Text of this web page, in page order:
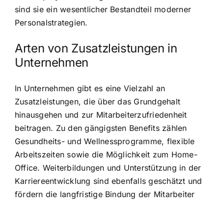
sind sie ein wesentlicher Bestandteil moderner
Personalstrategien.
Arten von Zusatzleistungen in
Unternehmen
In Unternehmen gibt es eine Vielzahl an
Zusatzleistungen, die über das Grundgehalt
hinausgehen und zur Mitarbeiterzufriedenheit
beitragen. Zu den gängigsten Benefits zählen
Gesundheits- und Wellnessprogramme, flexible
Arbeitszeiten sowie die Möglichkeit zum Home-
Office. Weiterbildungen und Unterstützung in der
Karriereentwicklung sind ebenfalls geschätzt und
fördern die langfristige Bindung der Mitarbeiter